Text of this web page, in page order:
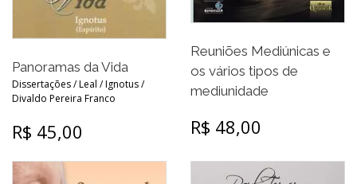
Panoramas da Vida
Dissertações / Leal / Ignotus /
Divaldo Pereira Franco
R$ 45,00
Reuniões Mediúnicas e
os vários tipos de
mediunidade
R$ 48,00